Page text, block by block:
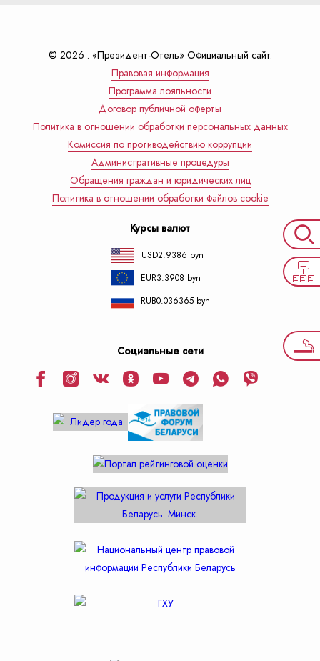
© 2026 . «Президент-Отель» Официальный сайт.
Правовая информация
Программа лояльности
Договор публичной оферты
Политика в отношении обработки персональных данных
Комиссия по противодействию коррупции
Административные процедуры
Обращения граждан и юридических лиц
Политика в отношении обработки файлов cookie
Курсы валют
USD2.9386 byn
EUR3.3908 byn
RUB0.036365 byn
Социальные сети